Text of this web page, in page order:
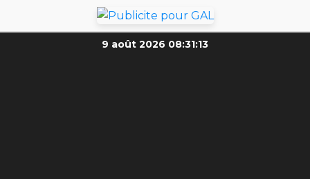
9 août 2026 08:31:15